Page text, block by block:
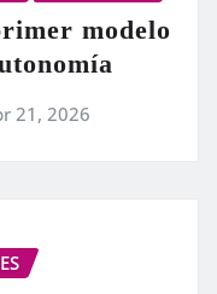
modelo
21, 2026